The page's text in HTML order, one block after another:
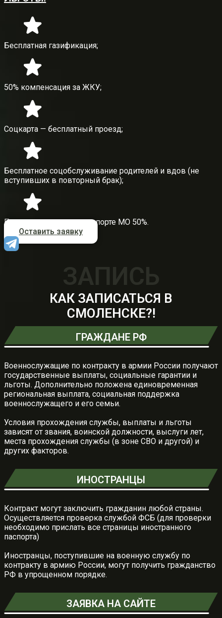
Бесплатная газификация;
50% компенсация за ЖКУ;
Соцкарта — бесплатный проезд;
Бесплатное соцобслуживание родителей и вдов (не
вступивших в повторный брак);
Проезд на водном транспорте МО 50%.
Оставить заявку
ЗАПИСЬ
КАК ЗАПИСАТЬСЯ В
СМОЛЕНСКЕ?!
ГРАЖДАНЕ РФ
Военнослужащие по контракту в армии России получают
государственные выплаты, социальные гарантии и
льготы. Дополнительно положена единовременная
региональная выплата, социальная поддержка
военнослужащего и его семьи.
Условия прохождения службы, выплаты и льготы
зависят от звания, воинской должности, выслуги лет,
места прохождения службы (в зоне СВО и другой) и
других факторов.
ИНОСТРАНЦЫ
Контракт могут заключить гражданин любой страны.
Осуществляется проверка службой ФСБ (для проверки
необходимо прислать все страницы иностранного
паспорта)
Иностранцы, поступившие на военную службу по
контракту в армию России, могут получить гражданство
РФ в упрощенном порядке.
ЗАЯВКА НА САЙТЕ